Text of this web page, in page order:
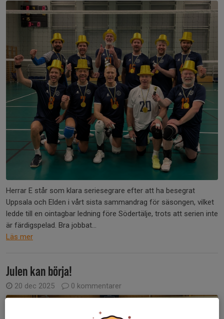
Herrar E står som klara seriesegrare efter att ha besegrat
Uppsala och Elden i vårt sista sammandrag för säsongen, vilket
ledde till en ointagbar ledning före Södertälje, trots att serien inte
är färdigspelad. Bra jobbat...
Läs mer
Julen kan börja!
20 dec 2025 0 kommentarer